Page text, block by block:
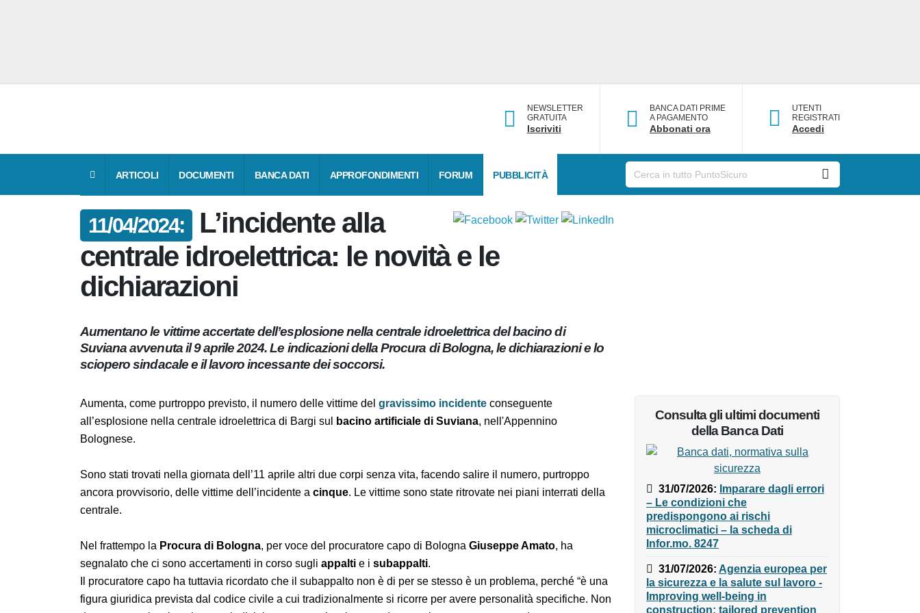
NEWSLETTER
GRATUITA
Iscriviti
BANCA DATI PRIME
A PAGAMENTO
Abbonati ora
UTENTI
REGISTRATI
Accedi
ARTICOLI DOCUMENTI BANCA DATI APPROFONDIMENTI FORUM PUBBLICITÀ
11/04/2024:
L’incidente alla
centrale idroelettrica: le novità e le
dichiarazioni
Aumentano le vittime accertate dell’esplosione nella centrale idroelettrica del bacino di
Suviana avvenuta il 9 aprile 2024. Le indicazioni della Procura di Bologna, le dichiarazioni
e lo sciopero sindacale e il lavoro incessante dei soccorsi.
Aumenta, come purtroppo previsto, il numero delle vittime delgravissimo incidenteconseguente
all’esplosione nella centrale idroelettrica di Bargi sulbacino artificiale di Suviana, nell'Appennino
Bolognese.
Sono stati trovati nella giornata dell’11 aprile altri due corpi senza vita, facendo salire il numero,
purtroppo ancora provvisorio, delle vittime dell’incidente acinque. Le vittime sono state ritrovate nei
piani interrati della centrale.
Nel frattempo laProcura di Bologna, per voce del procuratore capo di BolognaGiuseppe Amato
segnalato che ci sono accertamenti in corso sugliappaltie isubappalti
Il procuratore capo ha tuttavia ricordato che il subappalto non è di per se stesso è un problema,
perché “è una figura giuridica prevista dal codice civile a cui tradizionalmente si ricorre per avere
Consulta gli ultimi documenti
della Banca Dati
31/07/2026:Imparare dagli
errori – Le condizioni che
predispongono ai rischi
microclimatici – la scheda di
Infor.mo. 8247
31/07/2026:Agenzia europea
per la sicurezza e la salute sul
lavoro - Improving well-being in